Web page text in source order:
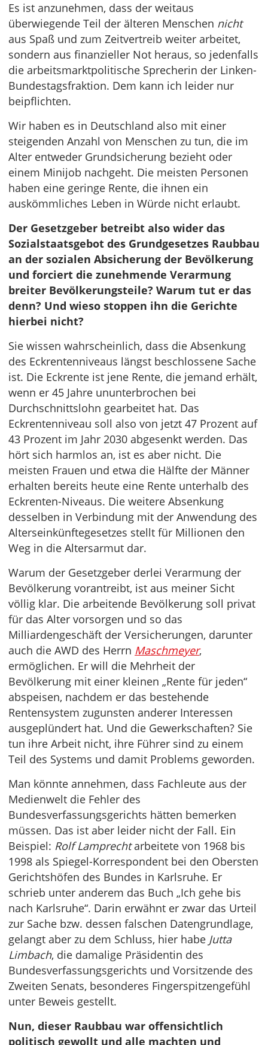
Es ist anzunehmen, dass der weitaus
überwiegende Teil der älteren Menschen nicht
aus Spaß und zum Zeitvertreib weiter arbeitet,
sondern aus finanzieller Not heraus, so jedenfalls
die arbeitsmarktpolitische Sprecherin der Linken-
Bundestagsfraktion. Dem kann ich leider nur
beipflichten.
Wir haben es in Deutschland also mit einer
steigenden Anzahl von Menschen zu tun, die im
Alter entweder Grundsicherung bezieht oder
einem Minijob nachgeht. Die meisten Personen
haben eine geringe Rente, die ihnen ein
auskömmliches Leben in Würde nicht erlaubt.
Der Gesetzgeber betreibt also wider das
Sozialstaatsgebot des Grundgesetzes Raubbau
an der sozialen Absicherung der Bevölkerung
und forciert die zunehmende Verarmung
breiter Bevölkerungsteile? Warum tut er das
denn? Und wieso stoppen ihn die Gerichte
hierbei nicht?
Sie wissen wahrscheinlich, dass die Absenkung
des Eckrentenniveaus längst beschlossene Sache
ist. Die Eckrente ist jene Rente, die jemand erhält,
wenn er 45 Jahre ununterbrochen bei
Durchschnittslohn gearbeitet hat. Das
Eckrentenniveau soll also von jetzt 47 Prozent auf
43 Prozent im Jahr 2030 abgesenkt werden. Das
hört sich harmlos an, ist es aber nicht. Die
meisten Frauen und etwa die Hälfte der Männer
erhalten bereits heute eine Rente unterhalb des
Eckrenten-Niveaus. Die weitere Absenkung
desselben in Verbindung mit der Anwendung des
Alterseinkünftegesetzes stellt für Millionen den
Weg in die Altersarmut dar.
Warum der Gesetzgeber derlei Verarmung der
Bevölkerung vorantreibt, ist aus meiner Sicht
völlig klar. Die arbeitende Bevölkerung soll privat
für das Alter vorsorgen und so das
Milliardengeschäft der Versicherungen, darunter
auch die AWD des Herrn Maschmeyer,
ermöglichen. Er will die Mehrheit der
Bevölkerung mit einer kleinen „Rente für jeden“
abspeisen, nachdem er das bestehende
Rentensystem zugunsten anderer Interessen
ausgeplündert hat. Und die Gewerkschaften? Sie
tun ihre Arbeit nicht, ihre Führer sind zu einem
Teil des Systems und damit Problems geworden.
Man könnte annehmen, dass Fachleute aus der
Medienwelt die Fehler des
Bundesverfassungsgerichts hätten bemerken
müssen. Das ist aber leider nicht der Fall. Ein
Beispiel: Rolf Lamprechtarbeitete von 1968 bis
1998 als Spiegel-Korrespondent bei den Obersten
Gerichtshöfen des Bundes in Karlsruhe. Er
schrieb unter anderem das Buch „Ich gehe bis
nach Karlsruhe“. Darin erwähnt er zwar das Urteil
zur Sache bzw. dessen falschen Datengrundlage,
gelangt aber zu dem Schluss, hier habe Jutta
Limbach, die damalige Präsidentin des
Bundesverfassungsgerichts und Vorsitzende des
Zweiten Senats, besonderes Fingerspitzengefühl
unter Beweis gestellt.
Nun, dieser Raubbau war offensichtlich
politisch gewollt und alle machten und